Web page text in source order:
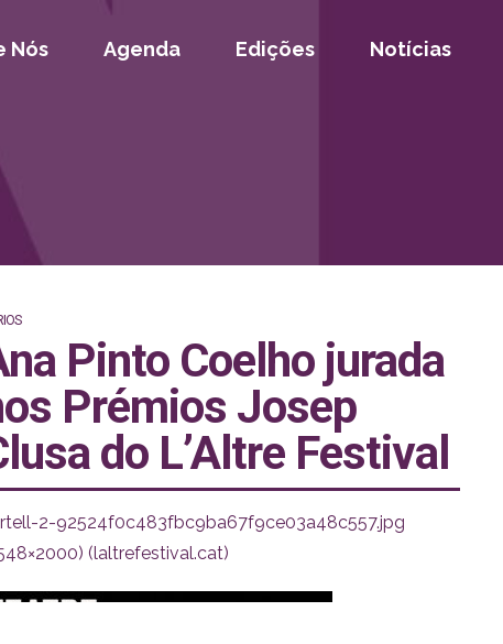
Nós Agenda Edições Notícias
Pinto Coelho jurada
Prémios Josep
do L’Altre Festival
2-92524f0c483fbc9ba67f9ce03a48c557.jpg
(laltrefestival.cat)